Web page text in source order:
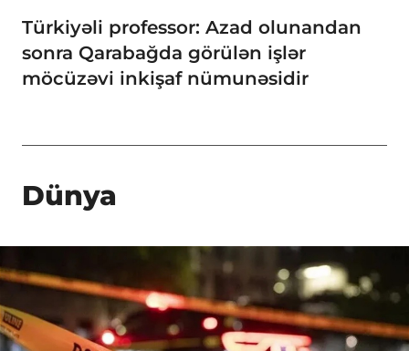
Türkiyəli professor: Azad olunandan
sonra Qarabağda görülən işlər
möcüzəvi inkişaf nümunəsidir
Dünya